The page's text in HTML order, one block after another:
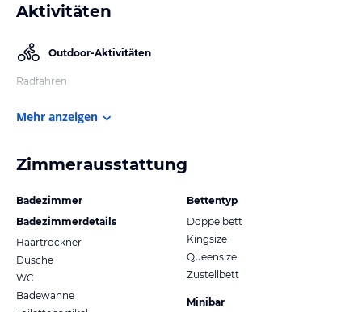
Aktivitäten
Outdoor-Aktivitäten
Radfahren
Mehr anzeigen
Zimmerausstattung
Badezimmer
Badezimmerdetails
Haartrockner
Dusche
WC
Badewanne
Bettentyp
Doppelbett
Kingsize
Queensize
Zustellbett
Minibar